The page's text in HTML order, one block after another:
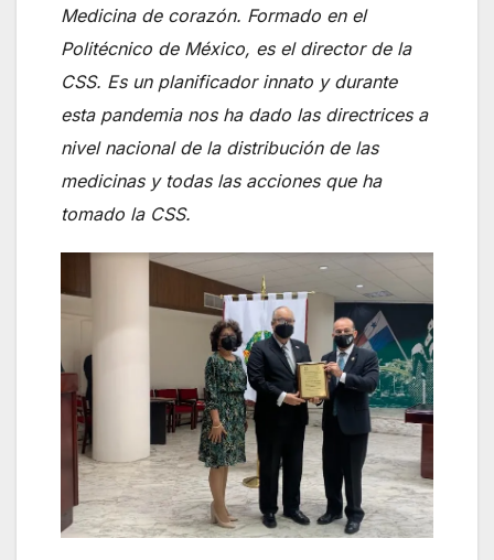
Medicina de corazón. Formado en el
Politécnico de México, es el director de la
CSS. Es un planificador innato y durante
esta pandemia nos ha dado las directrices a
nivel nacional de la distribución de las
medicinas y todas las acciones que ha
tomado la CSS.